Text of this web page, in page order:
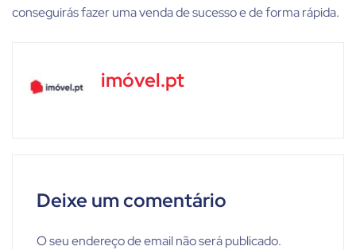
conseguirás fazer uma venda de sucesso e de forma rápida.
imóvel.pt
Deixe um comentário
O seu endereço de email não será publicado.